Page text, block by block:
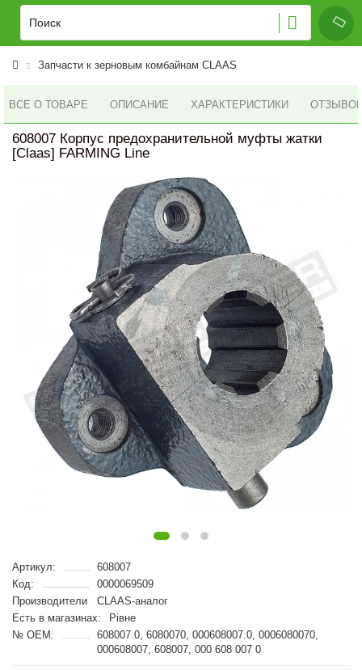
Запчасти к зерновым комбайнам CLAAS
ВСЕ О ТОВАРЕ ОПИСАНИЕ ХАРАКТЕРИСТИКИ ОТЗЫВОВ
608007 Корпус предохранительной муфты жатки
[Claas] FARMING Line
Артикул:
608007
Код:
0000069509
Производители
CLAAS-аналог
Есть в магазинах:
Рівне
№ OEM:
608007.0, 6080070, 000608007.0, 0006080070,
000608007, 608007, 000 608 007 0